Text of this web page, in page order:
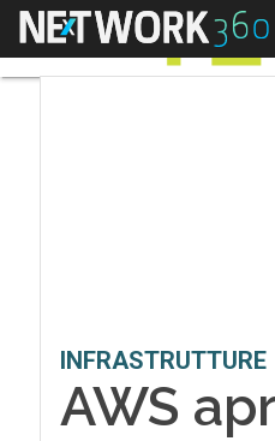
Menu
INFRASTRUTTURE
AWS